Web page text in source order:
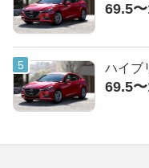
69.5
ハイブ
69.5